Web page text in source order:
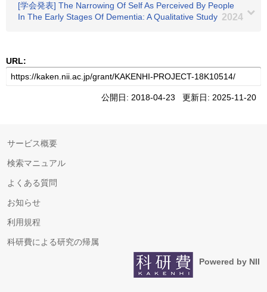
[学会発表] The Narrowing Of Self As Perceived By People
In The Early Stages Of Dementia: A Qualitative Study 2024
URL:
公開日: 2018-04-23 更新日: 2025-11-20
サービス概要
検索マニュアル
よくある質問
お知らせ
利用規程
科研費による研究の帰属
Powered by NII